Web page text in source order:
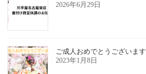
2026年6月29日
ご成人おめでとうございます
2023年1月8日